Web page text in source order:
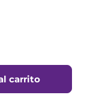
carrito